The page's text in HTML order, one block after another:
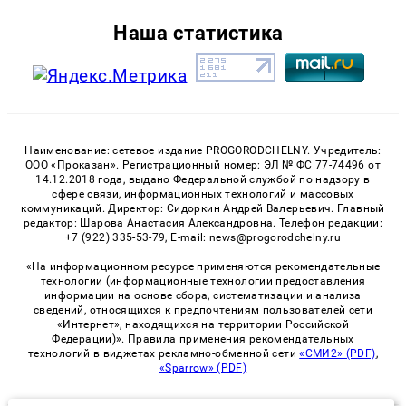
Наша статистика
Наименование: сетевое издание PROGORODCHELNY. Учредитель:
ООО «Проказан». Регистрационный номер: ЭЛ № ФС 77-74496 от
14.12.2018 года, выдано Федеральной службой по надзору в
сфере связи, информационных технологий и массовых
коммуникаций. Директор: Сидоркин Андрей Валерьевич. Главный
редактор: Шарова Анастасия Александровна. Телефон редакции:
+7 (922) 335-53-79, E-mail: news@progorodchelny.ru
«На информационном ресурсе применяются рекомендательные
технологии (информационные технологии предоставления
информации на основе сбора, систематизации и анализа
сведений, относящихся к предпочтениям пользователей сети
«Интернет», находящихся на территории Российской
Федерации)». Правила применения рекомендательных
технологий в виджетах рекламно-обменной сети«СМИ2» (PDF),
«Sparrow» (PDF)